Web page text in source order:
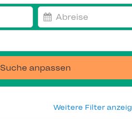
Suche anpassen
Weitere Filter